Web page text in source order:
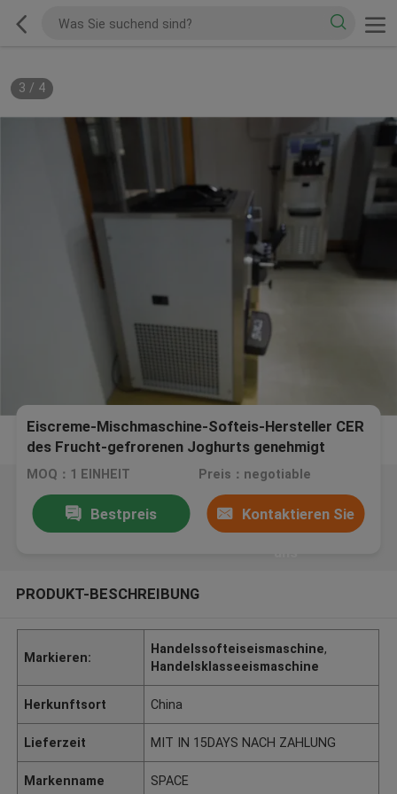
3 / 4
Eiscreme-Mischmaschine-Softeis-Hersteller CER
des Frucht-gefrorenen Joghurts genehmigt
MOQ：1 EINHEIT Preis：negotiable
Bestpreis Kontaktieren Sie
PRODUKT-BESCHREIBUNG
Markieren:
Handelssofteiseismaschine,
Handelsklasseeismaschine
Herkunftsort China
Lieferzeit MIT IN 15DAYS NACH ZAHLUNG
Markenname SPACE